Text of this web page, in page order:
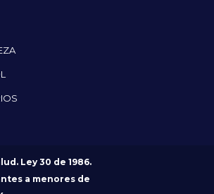
Ley 30 de 1986.
a menores de